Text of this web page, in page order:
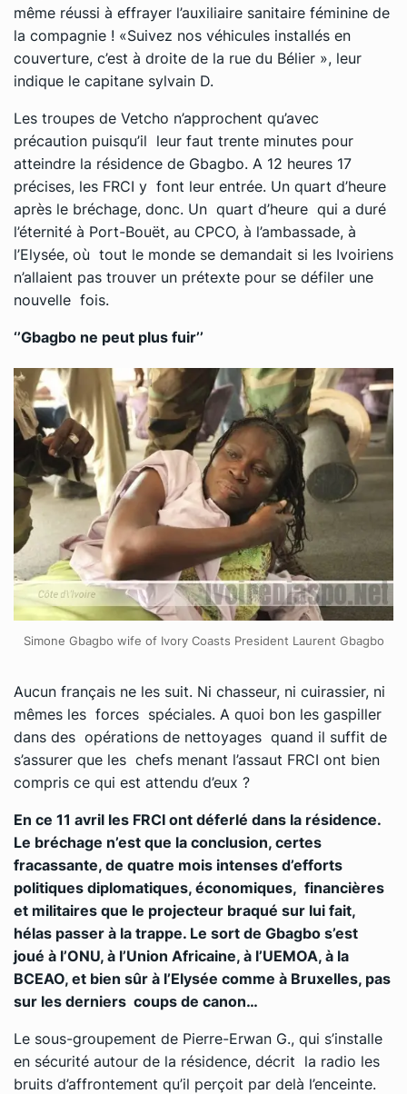
même réussi à effrayer l’auxiliaire sanitaire féminine de
la compagnie ! «Suivez nos véhicules installés en
couverture, c’est à droite de la rue du Bélier », leur
indique le capitane sylvain D.
Les troupes de Vetcho n’approchent qu’avec
précaution puisqu’il leur faut trente minutes pour
atteindre la résidence de Gbagbo. A 12 heures 17
précises, les FRCI y font leur entrée. Un quart d’heure
après le bréchage, donc. Un quart d’heure qui a duré
l’éternité à Port-Bouët, au CPCO, à l’ambassade, à
l’Elysée, où tout le monde se demandait si les Ivoiriens
n’allaient pas trouver un prétexte pour se défiler une
nouvelle fois.
‘’Gbagbo ne peut plus fuir’’
Simone Gbagbo wife of Ivory Coasts President Laurent Gbagbo
Aucun français ne les suit. Ni chasseur, ni cuirassier, ni
mêmes les forces spéciales. A quoi bon les gaspiller
dans des opérations de nettoyages quand il suffit de
s’assurer que les chefs menant l’assaut FRCI ont bien
compris ce qui est attendu d’eux ?
En ce 11 avril les FRCI ont déferlé dans la résidence.
Le bréchage n’est que la conclusion, certes
fracassante, de quatre mois intenses d’efforts
politiques diplomatiques, économiques, financières
et militaires que le projecteur braqué sur lui fait,
hélas passer à la trappe. Le sort de Gbagbo s’est
joué à l’ONU, à l’Union Africaine, à l’UEMOA, à la
BCEAO, et bien sûr à l’Elysée comme à Bruxelles, pas
sur les derniers coups de canon…
Le sous-groupement de Pierre-Erwan G., qui s’installe
en sécurité autour de la résidence, décrit la radio les
bruits d’affrontement qu’il perçoit par delà l’enceinte.